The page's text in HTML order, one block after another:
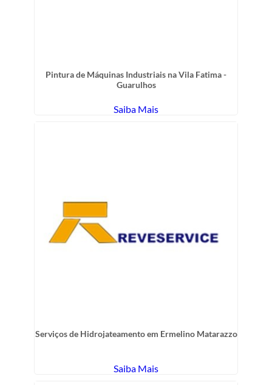
Pintura de Máquinas Industriais na Vila Fatima -
Guarulhos
Saiba Mais
Serviços de Hidrojateamento em Ermelino Matarazzo
Saiba Mais